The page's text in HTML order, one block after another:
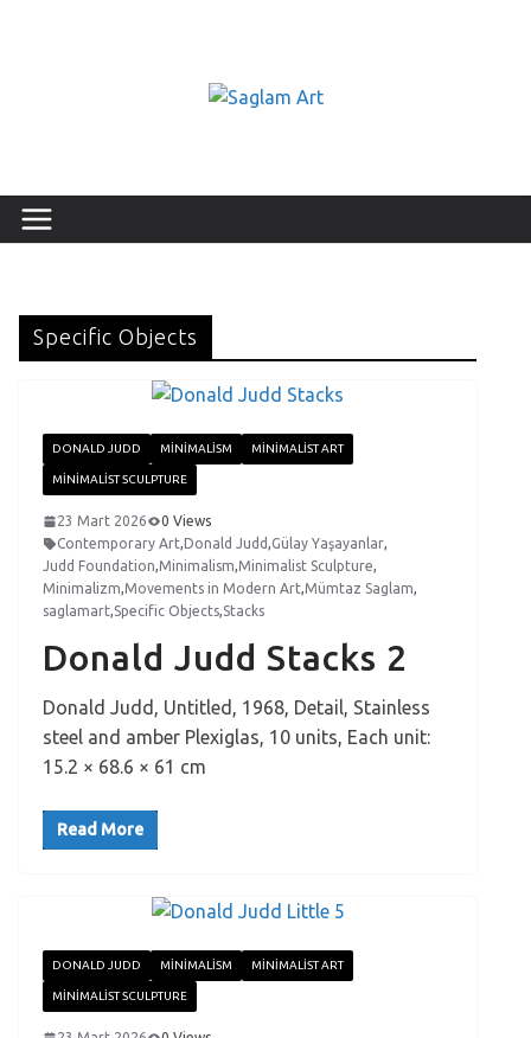
Specific Objects
DONALD JUDD MINIMALISM MINIMALIST ART
MINIMALIST SCULPTURE
23 Mart 2026
0 Views
Contemporary Art,Donald Judd,Gülay Yaşayanlar,
Judd Foundation,Minimalism,Minimalist Sculpture,
Minimalizm,Movements in Modern Art,Mümtaz Saglam,
saglamart,Specific Objects,Stacks
Donald Judd Stacks 2
Donald Judd, Untitled, 1968, Detail, Stainless
steel and amber Plexiglas, 10 units, Each unit:
15.2 × 68.6 × 61 cm
Read More
DONALD JUDD MINIMALISM MINIMALIST ART
MINIMALIST SCULPTURE